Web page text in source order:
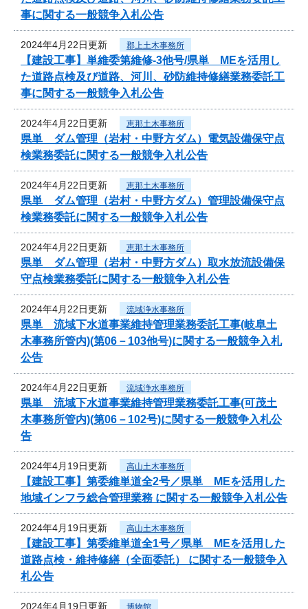
事に関する一般競争入札公告
2024年4月22日更新 郡上土木事務所
【建設工事】単維委第維修‐3他号/県単 MEを活用し
た道路点検及び道路、河川、砂防維持修繕業務委託工
事に関する一般競争入札公告
2024年4月22日更新 恵那土木事務所
県単 ダム管理（岩村・中野方ダム）電気設備保守点
検業務委託に関する一般競争入札公告
2024年4月22日更新 恵那土木事務所
県単 ダム管理（岩村・中野方ダム）管理設備保守点
検業務委託に関する一般競争入札公告
2024年4月22日更新 恵那土木事務所
県単 ダム管理（岩村・中野方ダム）取水放流設備保
守点検業務委託に関する一般競争入札公告
2024年4月22日更新 流域浄水事務所
県単 流域下水道事業維持管理業務委託工事(岐阜土
木事務所管内)(第06－103他号)に関する一般競争入札
公告
2024年4月22日更新 流域浄水事務所
県単 流域下水道事業維持管理業務委託工事(可茂土
木事務所管内)(第06－102号)に関する一般競争入札公
告
2024年4月19日更新 高山土木事務所
【建設工事】第委維単道全2号／県単 MEを活用した
地域インフラ総合管理業務 に関する一般競争入札公告
2024年4月19日更新 高山土木事務所
【建設工事】第委維単道全1号／県単 MEを活用した
道路点検・維持修繕（全面委託） に関する一般競争入
札公告
2024年4月19日更新 博物館